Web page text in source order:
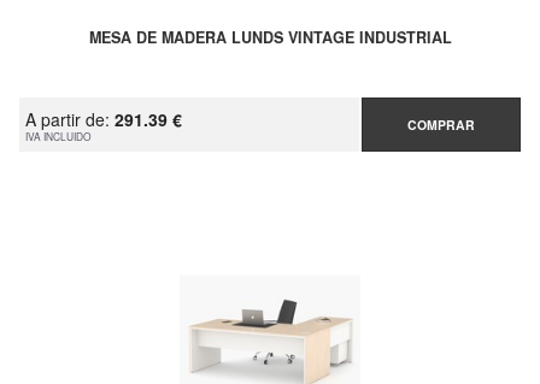
MESA DE MADERA LUNDS VINTAGE INDUSTRIAL
A partir de: 291.39 €
IVA INCLUIDO
COMPRAR